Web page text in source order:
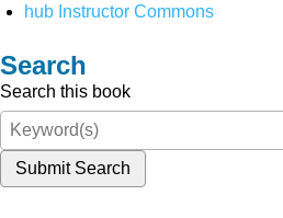
hub Instructor Commons
Search
Search this book
Submit Search